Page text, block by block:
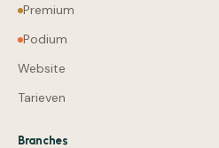
Premium
Podium
Website
Tarieven
Branches